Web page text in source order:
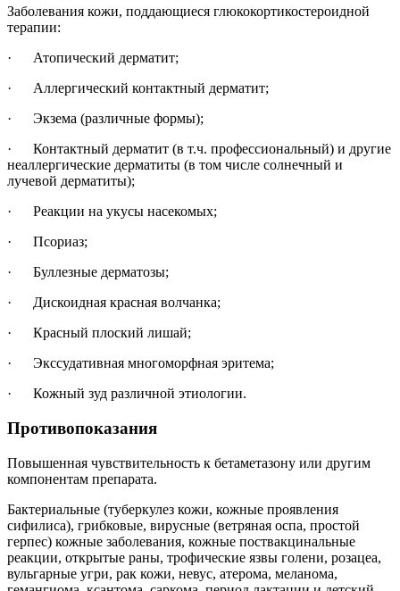
Заболевания кожи, поддающиеся глюкокортикостероидной
терапии:
· Атопический дерматит;
· Аллергический контактный дерматит;
· Экзема (различные формы);
· Контактный дерматит (в т.ч. профессиональный) и другие
неаллергические дерматиты (в том числе солнечный и
лучевой дерматиты);
· Реакции на укусы насекомых;
· Псориаз;
· Буллезные дерматозы;
· Дискоидная красная волчанка;
· Красный плоский лишай;
· Экссудативная многоморфная эритема;
· Кожный зуд различной этиологии.
Противопоказания
Повышенная чувствительность к бетаметазону или другим
компонентам препарата.
Бактериальные (туберкулез кожи, кожные проявления
сифилиса), грибковые, вирусные (ветряная оспа, простой
герпес) кожные заболевания, кожные поствакцинальные
реакции, открытые раны, трофические язвы голени, розацеа,
вульгарные угри, рак кожи, невус, атерома, меланома,